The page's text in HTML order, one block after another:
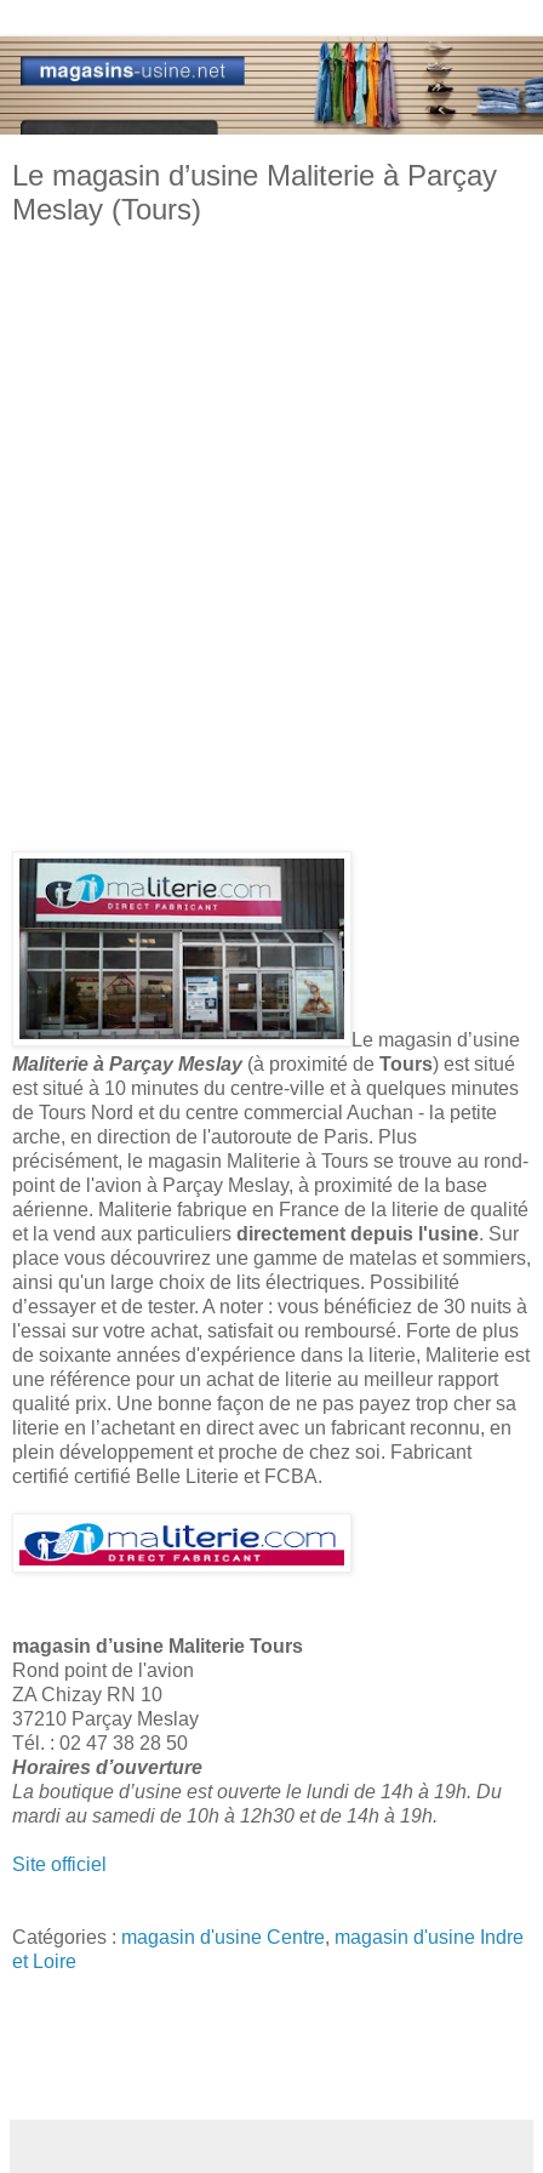
Le magasin d’usine Maliterie à Parçay
Meslay (Tours)
Le magasin d’usine
Maliterie à Parçay Meslay(à proximité de Tours) est situé
est situé à 10 minutes du centre-ville et à quelques minutes
de Tours Nord et du centre commercial Auchan - la petite
arche, en direction de l'autoroute de Paris. Plus
précisément, le magasin Maliterie à Tours se trouve au rond-
point de l'avion à Parçay Meslay, à proximité de la base
aérienne. Maliterie fabrique en France de la literie de qualité
et la vend aux particuliers directement depuis l'usine. Sur
place vous découvrirez une gamme de matelas et sommiers,
ainsi qu'un large choix de lits électriques. Possibilité
d’essayer et de tester. A noter : vous bénéficiez de 30 nuits à
l'essai sur votre achat, satisfait ou remboursé. Forte de plus
de soixante années d'expérience dans la literie, Maliterie est
une référence pour un achat de literie au meilleur rapport
qualité prix. Une bonne façon de ne pas payez trop cher sa
literie en l’achetant en direct avec un fabricant reconnu, en
plein développement et proche de chez soi. Fabricant
certifié certifié Belle Literie et FCBA.
magasin d’usine Maliterie Tours
Rond point de l'avion
ZA Chizay RN 10
37210 Parçay Meslay
Tél. : 02 47 38 28 50
Horaires d’ouverture
La boutique d’usine est ouverte le lundi de 14h à 19h. Du
mardi au samedi de 10h à 12h30 et de 14h à 19h.
Site officiel
Catégories : magasin d'usine Centre, magasin d'usine Indre
et Loire